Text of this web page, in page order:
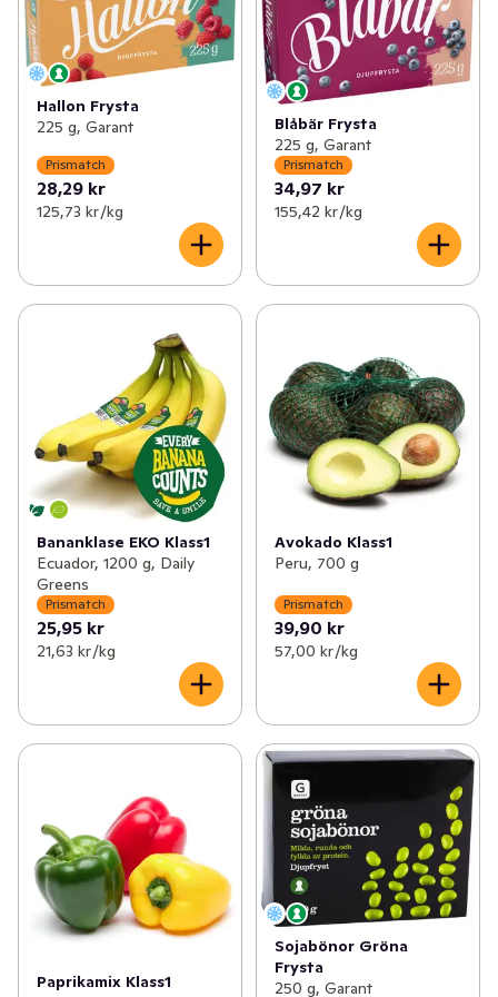
Hallon Frysta
225 g, Garant
Prismatch
28,29 kr
125,73 kr /kg
Blåbär Frysta
225 g, Garant
Prismatch
34,97 kr
155,42 kr /kg
Bananklase EKO Klass1
Ecuador, 1200 g, Daily
Greens
Prismatch
25,95 kr
21,63 kr /kg
Avokado Klass1
Peru, 700 g
Prismatch
39,90 kr
57,00 kr /kg
Paprikamix Klass1
Sojabönor Gröna
Frysta
250 g, Garant